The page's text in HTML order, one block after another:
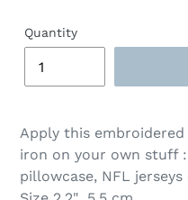
Quantity
Apply this
iron on your own stuff
pillowcase, NFL jerseys